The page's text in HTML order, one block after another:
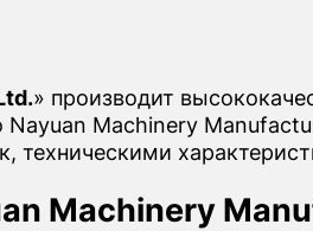
» производит
Machinery
техническими
Machinery